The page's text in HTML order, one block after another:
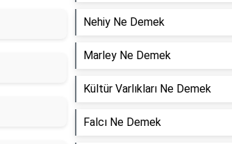
Nehiy Ne Demek
Marley Ne Demek
Kültür Varlıkları Ne Demek
Falcı Ne Demek